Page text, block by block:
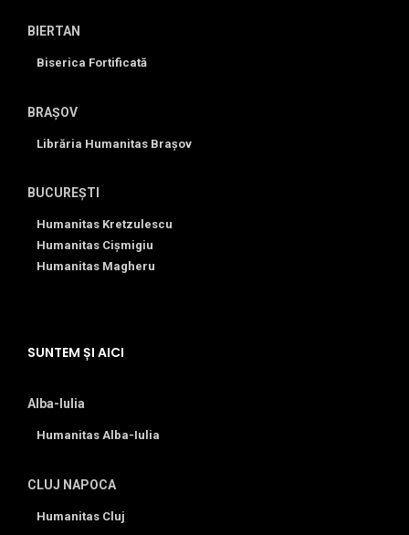
BIERTAN
Biserica Fortificată
BRAȘOV
Librăria Humanitas Brașov
BUCUREȘTI
Humanitas Kretzulescu
Humanitas Cișmigiu
Humanitas Magheru
SUNTEM ȘI AICI
Alba-Iulia
Humanitas Alba-Iulia
CLUJ NAPOCA
Humanitas Cluj